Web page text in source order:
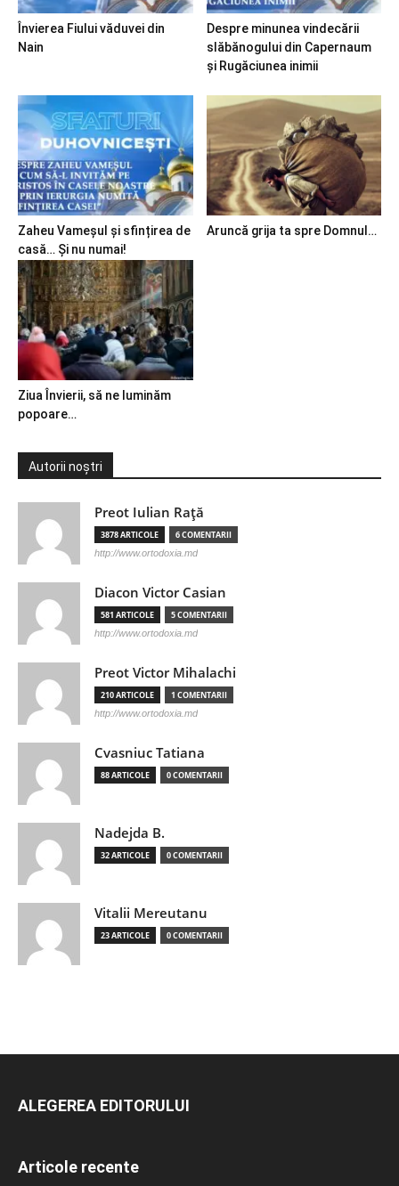
Învierea Fiului văduvei din
Nain
Despre minunea vindecării
slăbănogului din Capernaum
și Rugăciunea inimii
Zaheu Vameșul și sfințirea de
casă… Și nu numai!
Aruncă grija ta spre Domnul…
Ziua Învierii, să ne luminăm
popoare…
Autorii noștri
Preot Iulian Raţă
3878 ARTICOLE 6 COMENTARII
http://www.ortodoxia.md
Diacon Victor Casian
581 ARTICOLE 5 COMENTARII
http://www.ortodoxia.md
Preot Victor Mihalachi
210 ARTICOLE 1 COMENTARII
http://www.ortodoxia.md
Cvasniuc Tatiana
88 ARTICOLE 0 COMENTARII
Nadejda B.
32 ARTICOLE 0 COMENTARII
Vitalii Mereutanu
23 ARTICOLE 0 COMENTARII
ALEGEREA EDITORULUI
Articole recente